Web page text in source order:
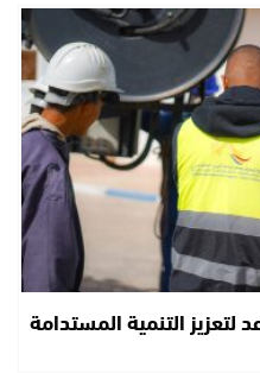
لتعزيز التنمية المستدامة